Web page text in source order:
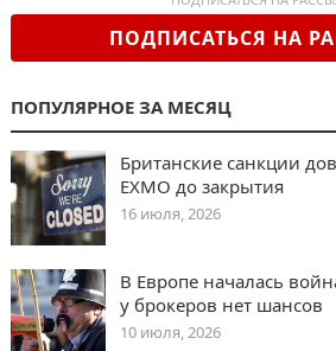
ПОДПИСАТЬСЯ НА
ПОПУЛЯРНОЕ ЗА МЕСЯЦ
Британские санкции
EXMO до закрытия
16 июля, 2026
В Европе началась
у брокеров нет шансов
10 июля, 2026